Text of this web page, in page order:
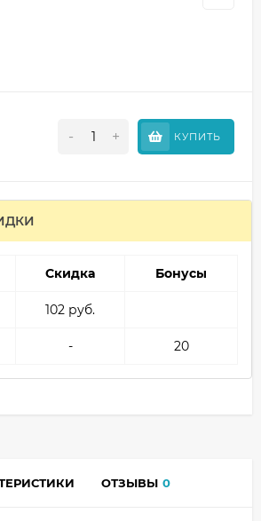
- + КУПИТЬ
Скидка Бонусы
102 руб.
- 20
ОТЗЫВЫ 0